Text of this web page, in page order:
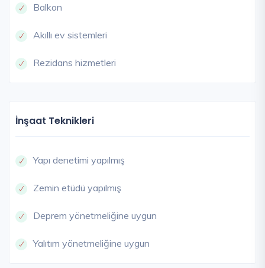
Balkon
Akıllı ev sistemleri
Rezidans hizmetleri
İnşaat Teknikleri
Yapı denetimi yapılmış
Zemin etüdü yapılmış
Deprem yönetmeliğine uygun
Yalıtım yönetmeliğine uygun